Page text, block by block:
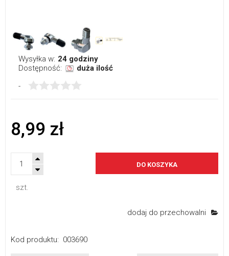
Wysyłka w: 24 godziny
Dostępność:
duża ilość
-
8,99 zł
szt.
DO KOSZYKA
dodaj do przechowalni
Kod produktu: 003690